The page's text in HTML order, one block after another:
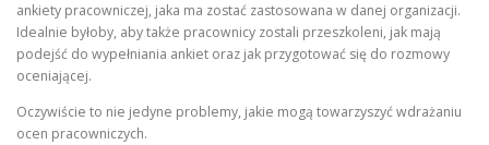
ankiety pracowniczej, jaka ma zostać zastosowana w danej organizacji.
Idealnie byłoby, aby także pracownicy zostali przeszkoleni, jak mają
podejść do wypełniania ankiet oraz jak przygotować się do rozmowy
oceniającej.
Oczywiście to nie jedyne problemy, jakie mogą towarzyszyć wdrażaniu
ocen pracowniczych.